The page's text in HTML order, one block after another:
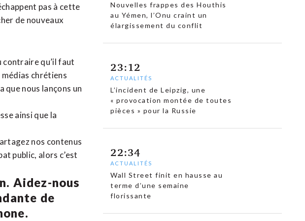
pas à cette
de nouveaux
contraire qu’il faut
chrétiens
que nous lançons un
ainsi que la
nos contenus
public, alors c’est
Aidez-nous
de
Nouvelles frappes des Houthis
au Yémen, l’Onu craint un
élargissement du conflit
23:12
ACTUALITÉS
L’incident de Leipzig, une
« provocation montée de toutes
pièces » pour la Russie
22:34
ACTUALITÉS
Wall Street finit en hausse au
terme d’une semaine
florissante